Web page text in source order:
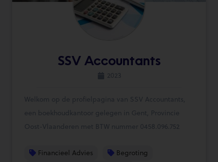
SSV Accountants
2023
Welkom op de profielpagina van SSV Accountants,
een boekhoudkantoor gelegen in Gent, Provincie
Oost-Vlaanderen met BTW nummer 0458.096.752
Financieel Advies
Begroting